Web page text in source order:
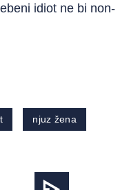
idiot ne bi non-
njuz žena